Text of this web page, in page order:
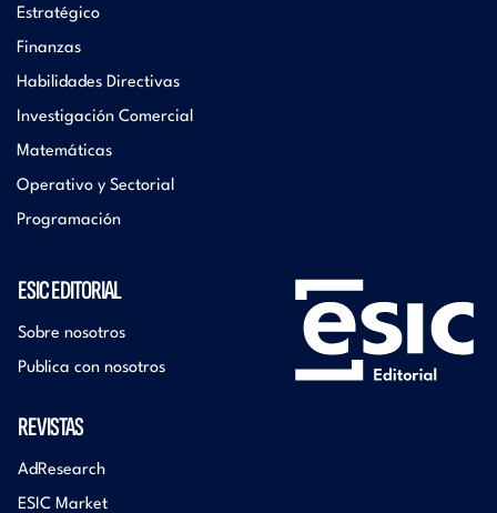
Estratégico
Finanzas
Habilidades Directivas
Investigación Comercial
Matemáticas
Operativo y Sectorial
Programación
ESIC EDITORIAL
Sobre nosotros
Publica con nosotros
REVISTAS
AdResearch
ESIC Market